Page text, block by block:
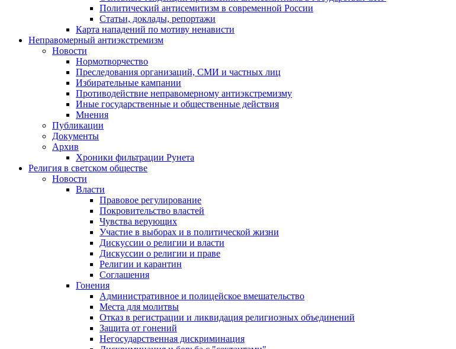
Политический антисемитизм в современной России
Статьи, доклады, репортажи
Карта нападений по мотиву ненависти
Неправомерный антиэкстремизм
Новости
Нормотворчество
Преследования организаций, СМИ и частных лиц
Избирательные кампании
Противодействие неправомерному антиэкстремизму
Иные государственные и общественные действия
Мнения
Публикации
Документы
Архив
Хроники фильтрации Рунета
Религия в светском обществе
Новости
Власти
Правовое регулирование
Покровительство властей
Чувства верующих
Участие в выборах и в политической жизни
Дискуссии о религии и власти
Дискуссии о религии и праве
Религии и карантин
Соглашения
Гонения
Административное и полицейское вмешательство
Места для молитвы
Отказ в регистрации и ликвидация религиозных объединений
Защита от гонений
Негосударственная дискриминация